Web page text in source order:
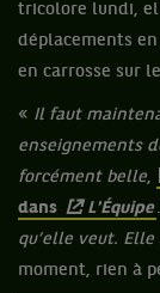
tricolore lundi,
déplacements
en carrosse sur
« Il faut
enseignements
forcément belle,
dans
L'Équipe .
qu’elle veut.
moment, rien à